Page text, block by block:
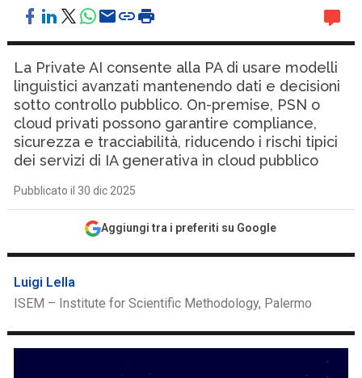
La Private AI consente alla PA di usare modelli
linguistici avanzati mantenendo dati e decisioni
sotto controllo pubblico. On-premise, PSN o
cloud privati possono garantire compliance,
sicurezza e tracciabilità, riducendo i rischi tipici
dei servizi di IA generativa in cloud pubblico
Pubblicato il 30 dic 2025
Aggiungi tra i preferiti su Google
Luigi Lella
ISEM – Institute for Scientific Methodology, Palermo